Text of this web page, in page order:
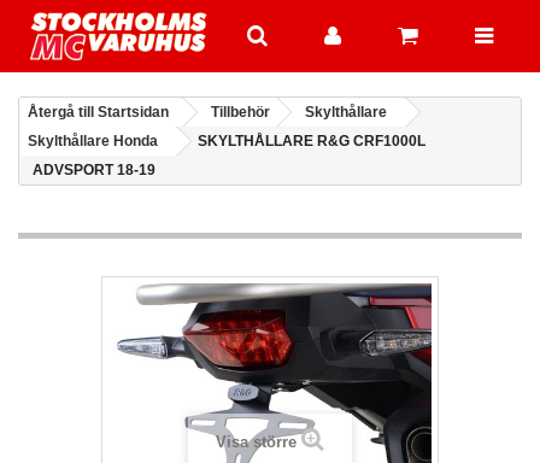
Återgå till Startsidan Tillbehör
Skylthållare
Skylthållare Honda
SKYLTHÅLLARE R&G CRF1000L
ADVSPORT 18-19
Visa större